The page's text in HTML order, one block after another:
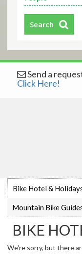
Search
Send a
Click Here!
Bike Hotel &
Mountain Bike
BIKE
We're sorry, but there